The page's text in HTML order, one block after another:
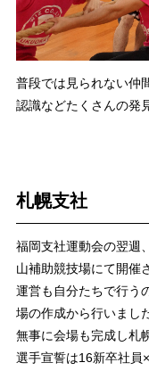
普段では見られない仲
認識などたくさんの発
札幌支社
福岡支社運動会の翌週
山補助競技場にて開催
運営も自分たちで行う
場の作成から行いました
無事に会場も完成し札
選手宣誓は16新卒社員